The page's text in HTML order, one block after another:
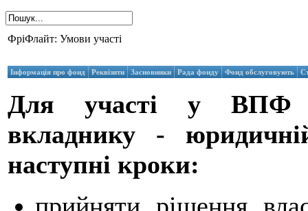
ФріФлайт: Умови участі
Інформація про фонд Реквізити Засновники Рада фонду Фонд обслуговують
Для участі у ВПФ
вкладнику -
наступні кроки: